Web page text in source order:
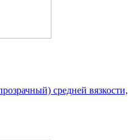
средней вязкости,